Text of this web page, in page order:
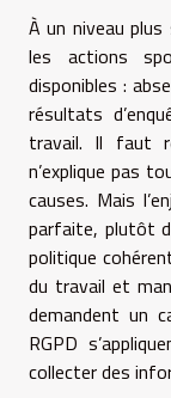
À un niveau
les actions
disponibles :
résultats
travail. Il faut
n’explique pas
causes. Mais
parfaite, plutôt
politique
du travail et
demandent un
RGPD
collecter des